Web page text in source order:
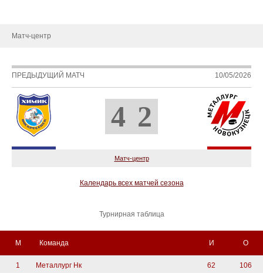
Матч-центр
ПРЕДЫДУЩИЙ МАТЧ 10/05/2026
4 2
Матч-центр
Календарь всех матчей сезона
Турнирная таблица
М Команда И О
1 Металлург Нк 62 106